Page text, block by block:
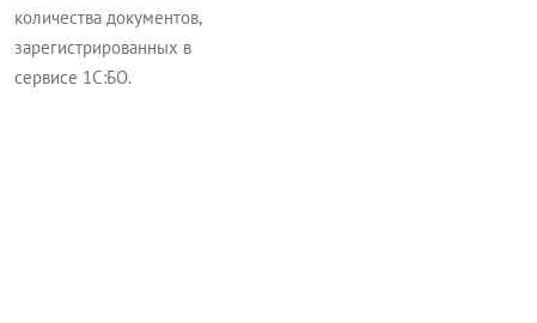
количества документов,
зарегистрированных в
сервисе 1С:БО.